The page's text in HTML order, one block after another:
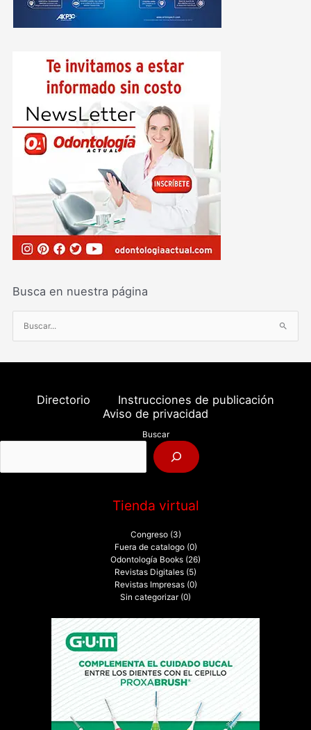
Busca en nuestra página
u
s
o
:
Directorio
Instrucciones de publicación
Aviso de privacidad
Buscar
Tienda virtual
Congreso (3)
Fuera de catalogo (0)
Odontología Books (26)
Revistas Digitales (5)
Revistas Impresas (0)
Sin categorizar (0)